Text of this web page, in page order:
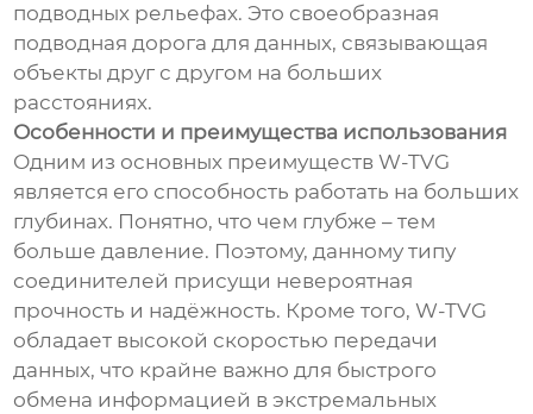
подводных рельефах. Это своеобразная
подводная дорога для данных, связывающая
объекты друг с другом на больших
расстояниях.
Особенности и преимущества использования
Одним из основных преимуществ W-TVG
является его способность работать на больших
глубинах. Понятно, что чем глубже – тем
больше давление. Поэтому, данному типу
соединителей присущи невероятная
прочность и надёжность. Кроме того, W-TVG
обладает высокой скоростью передачи
данных, что крайне важно для быстрого
обмена информацией в экстремальных